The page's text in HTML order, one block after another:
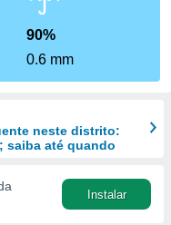
90%
0.6 mm
neste distrito:
saiba até quando
Instalar